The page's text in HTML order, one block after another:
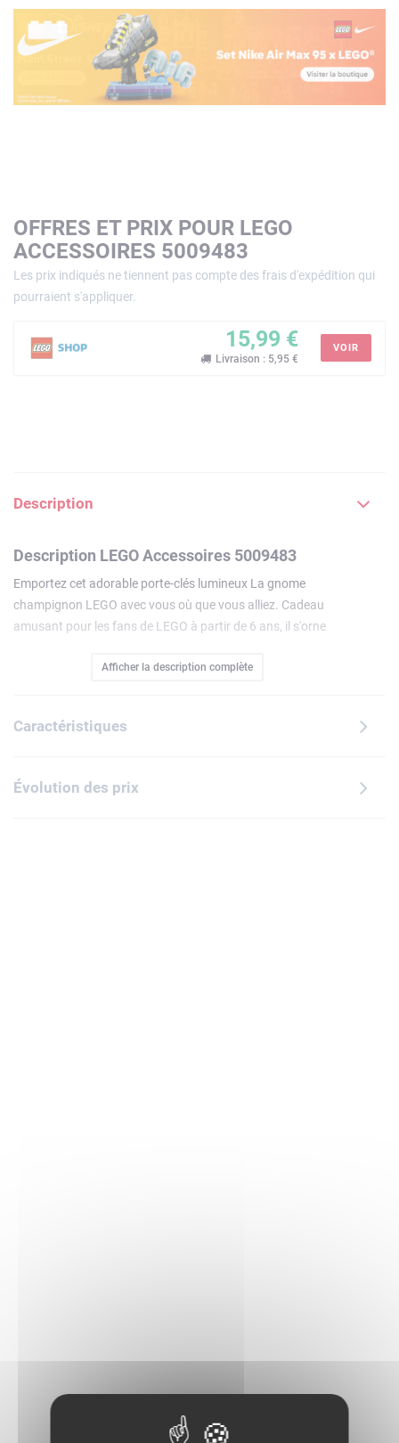
OFFRES ET PRIX POUR LEGO
ACCESSOIRES 5009483
Les prix indiqués ne tiennent pas compte des frais d'expédition qui
pourraient s'appliquer.
15,99 €
Livraison : 5,95 €
VOIR
Description
Description LEGO Accessoires 5009483
Emportez cet adorable porte-clés lumineux La gnome
champignon LEGO avec vous où que vous alliez. Cadeau
amusant pour les fans de LEGO à partir de 6 ans, il s'orne
champignon, dotée d'une tête, de bras, de mains et de
maintenant enfoncé le bouton sur le torse de la
amusant pour les enfants et s'accroche facilement à un
sac, un sac à dos, un cordon ou des clés grâce à son
Afficher la description complète
Caractéristiques
Évolution des prix